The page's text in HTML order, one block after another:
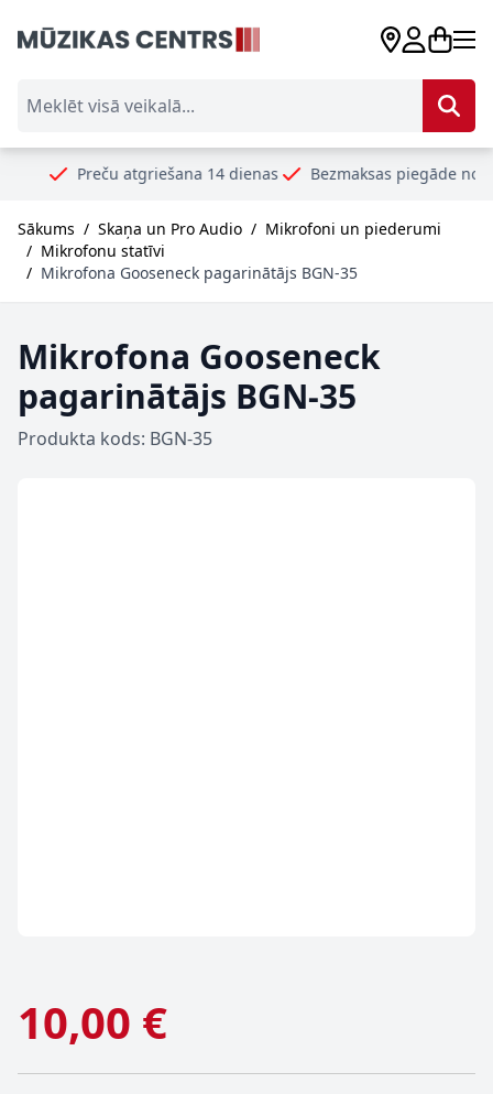
Preču atgriešana 14 dienas Bezmaksas piegāde no 99€
Sākums / Skaņa un Pro Audio / Mikrofoni un piederumi
/ Mikrofonu statīvi
/ Mikrofona Gooseneck pagarinātājs BGN-35
Mikrofona Gooseneck
pagarinātājs BGN-35
Produkta kods: BGN-35
10,00 €